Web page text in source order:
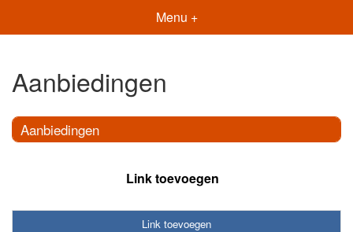
Menu +
Aanbiedingen
Aanbiedingen
Link toevoegen
Link toevoegen